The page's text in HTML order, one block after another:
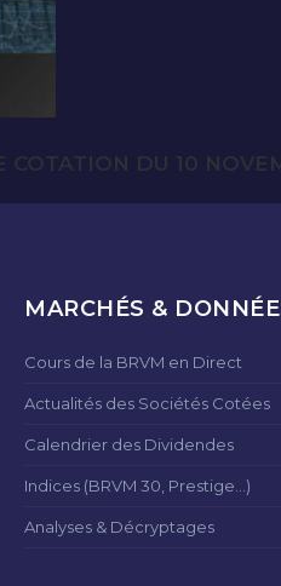
COTATION DU 10
MARCHÉS &
Cours de la BRVM en Direct
Actualités des Sociétés Cotées
Calendrier des Dividendes
Indices (BRVM 30, Prestige...)
Analyses & Décryptages